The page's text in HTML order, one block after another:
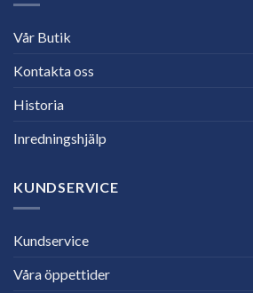
Vår Butik
Kontakta oss
Historia
Inredningshjälp
KUNDSERVICE
Kundservice
Våra öppettider